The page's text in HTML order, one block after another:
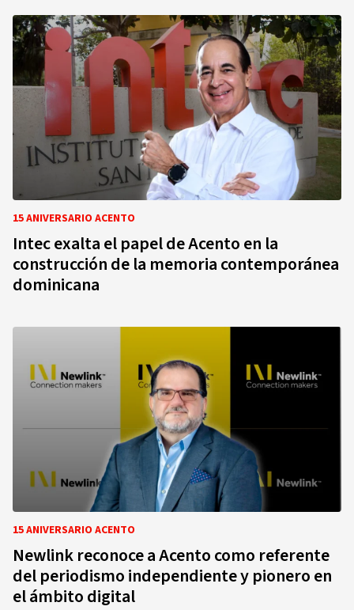
15 ANIVERSARIO ACENTO
Intec exalta el papel de Acento en la
construcción de la memoria contemporánea
dominicana
15 ANIVERSARIO ACENTO
Newlink reconoce a Acento como referente
del periodismo independiente y pionero en
el ámbito digital